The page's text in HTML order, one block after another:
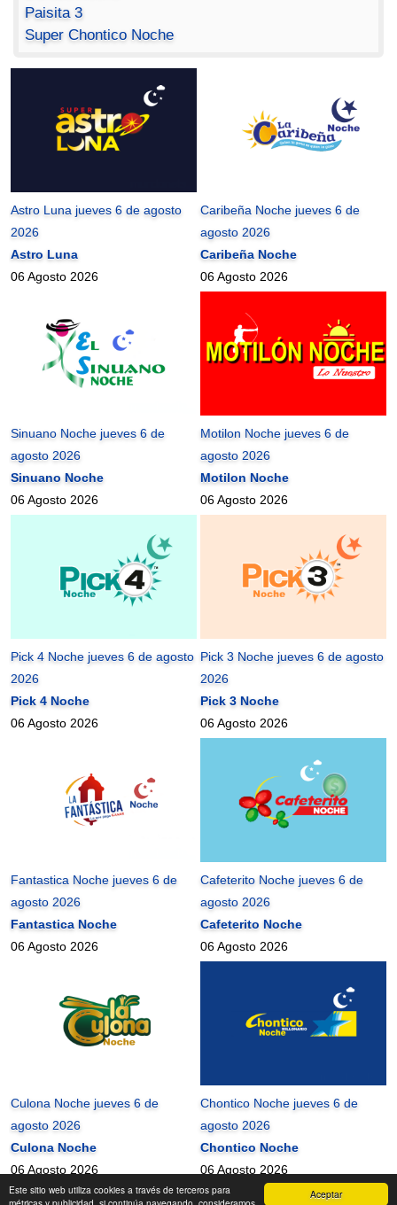
Aceptar
Este sitio web utiliza cookies a través de terceros para
Paisita 3
Super Chontico Noche
Astro Luna jueves 6 de agosto
2026
Astro Luna
06 Agosto 2026
Caribeña Noche jueves 6 de
agosto 2026
Caribeña Noche
06 Agosto 2026
Sinuano Noche jueves 6 de
agosto 2026
Sinuano Noche
06 Agosto 2026
Motilon Noche jueves 6 de
agosto 2026
Motilon Noche
06 Agosto 2026
Pick 4 Noche jueves 6 de agosto
2026
Pick 4 Noche
06 Agosto 2026
Pick 3 Noche jueves 6 de agosto
2026
Pick 3 Noche
06 Agosto 2026
Fantastica Noche jueves 6 de
agosto 2026
Fantastica Noche
06 Agosto 2026
Cafeterito Noche jueves 6 de
agosto 2026
Cafeterito Noche
06 Agosto 2026
Culona Noche jueves 6 de
agosto 2026
Culona Noche
06 Agosto 2026
Chontico Noche jueves 6 de
agosto 2026
Chontico Noche
06 Agosto 2026
mundonets2010-2026 ©